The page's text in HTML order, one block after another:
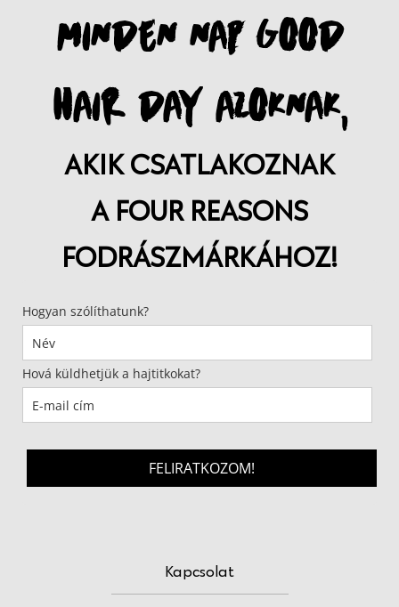
MINDEN NAP GOOD
HAIR DAY AZOKNAK,
AKIK CSATLAKOZNAK
A FOUR REASONS
FODRÁSZMÁRKÁHOZ!
Hogyan szólíthatunk?
Hová küldhetjük a hajtitkokat?
FELIRATKOZOM!
Kapcsolat